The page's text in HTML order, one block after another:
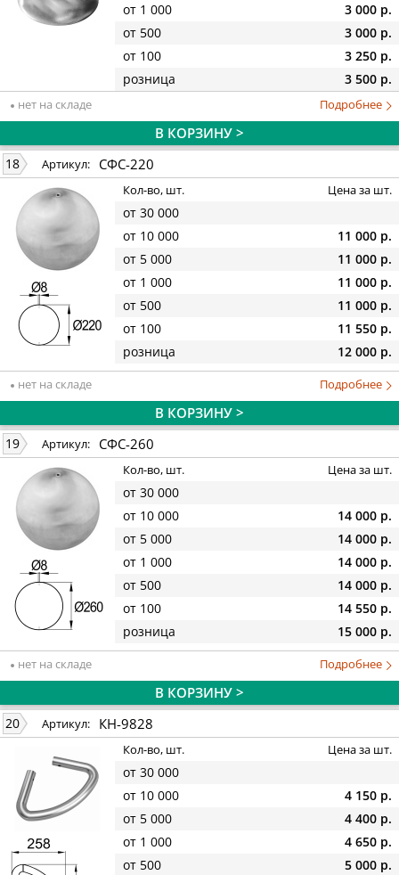
от 1 000
3 000 р.
от 500
3 000 р.
от 100
3 250 р.
розница
3 500 р.
нет на складе Подробнее
В КОРЗИНУ >
18 Артикул: СФС-220
Кол-во, шт. Цена за шт.
от 30 000
от 10 000
11 000 р.
от 5 000
11 000 р.
от 1 000
11 000 р.
от 500
11 000 р.
от 100
11 550 р.
розница
12 000 р.
нет на складе Подробнее
В КОРЗИНУ >
19 Артикул: СФС-260
Кол-во, шт. Цена за шт.
от 30 000
от 10 000
14 000 р.
от 5 000
14 000 р.
от 1 000
14 000 р.
от 500
14 000 р.
от 100
14 550 р.
розница
15 000 р.
нет на складе Подробнее
В КОРЗИНУ >
20 Артикул: КН-9828
Кол-во, шт. Цена за шт.
от 30 000
от 10 000
4 150 р.
от 5 000
4 400 р.
от 1 000
4 650 р.
от 500
5 000 р.